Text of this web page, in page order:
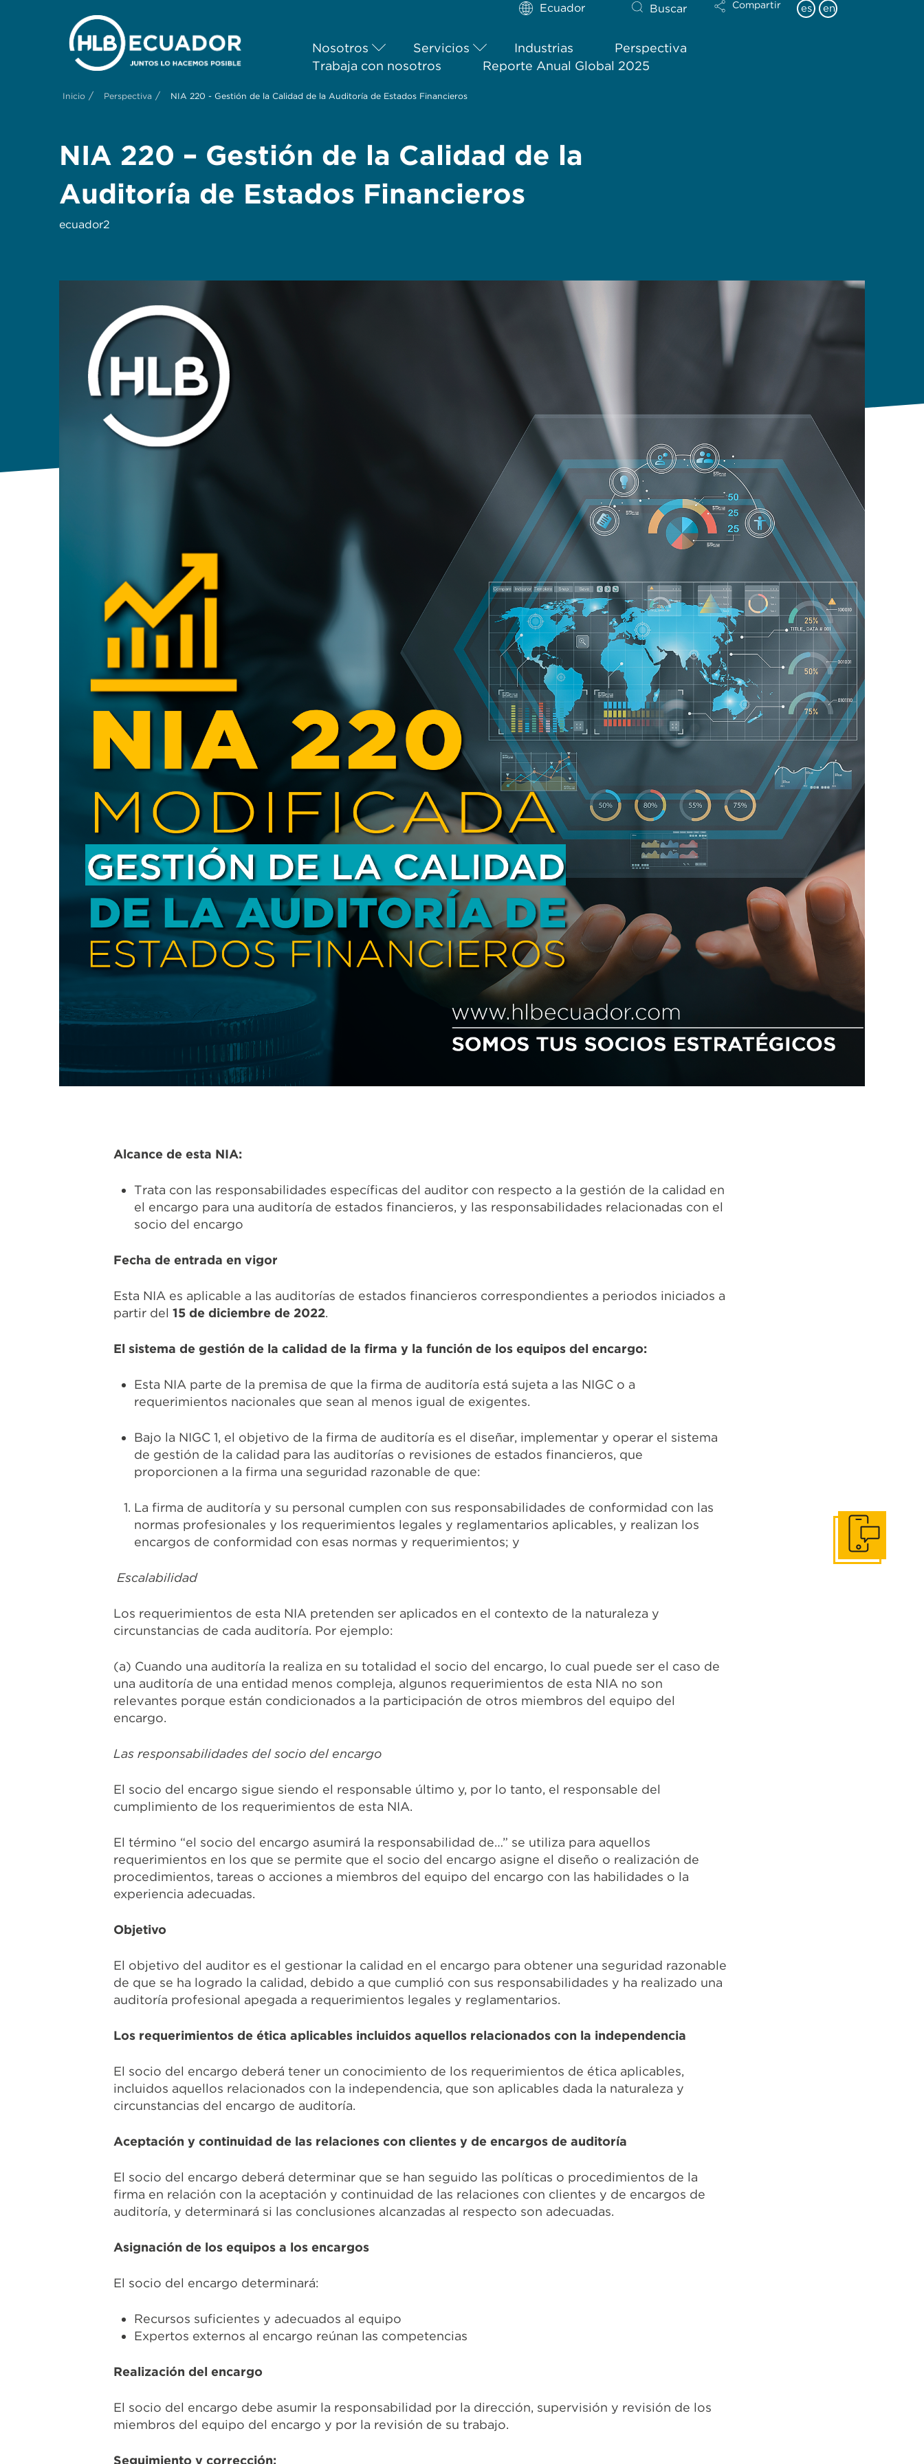
Ecuador Buscar Compartir es en
Nosotros Servicios Industrias
Perspectiva
Trabaja con nosotros
Reporte Anual Global 2025
Inicio / Perspectiva / NIA 220 - Gestión de la Calidad de la Auditoría de Estados Financieros
NIA 220 – Gestión de la Calidad de la
Auditoría de Estados Financieros
ecuador2
Alcance de esta NIA:
Trata con las responsabilidades específicas del auditor con respecto a la gestión de la calidad en
el encargo para una auditoría de estados financieros, y las responsabilidades relacionadas con el
socio del encargo
Fecha de entrada en vigor
Esta NIA es aplicable a las auditorías de estados financieros correspondientes a periodos iniciados a
partir del15 de diciembre de 2022.
El sistema de gestión de la calidad de la firma y la función de los equipos del encargo:
Esta NIA parte de la premisa de que la firma de auditoría está sujeta a las NIGC o a
requerimientos nacionales que sean al menos igual de exigentes.
Bajo la NIGC 1, el objetivo de la firma de auditoría es el diseñar, implementar y operar el sistema
de gestión de la calidad para las auditorías o revisiones de estados financieros, que
proporcionen a la firma una seguridad razonable de que:
La firma de auditoría y su personal cumplen con sus responsabilidades de conformidad con las
normas profesionales y los requerimientos legales y reglamentarios aplicables, y realizan los
encargos de conformidad con esas normas y requerimientos; y
Escalabilidad
Los requerimientos de esta NIA pretenden ser aplicados en el contexto de la naturaleza y
circunstancias de cada auditoría. Por ejemplo:
(a) Cuando una auditoría la realiza en su totalidad el socio del encargo, lo cual puede ser el caso de
una auditoría de una entidad menos compleja, algunos requerimientos de esta NIA no son
relevantes porque están condicionados a la participación de otros miembros del equipo del
encargo.
Las responsabilidades del socio del encargo
El socio del encargo sigue siendo el responsable último y, por lo tanto, el responsable del
cumplimiento de los requerimientos de esta NIA.
El término “el socio del encargo asumirá la responsabilidad de…” se utiliza para aquellos
requerimientos en los que se permite que el socio del encargo asigne el diseño o realización de
procedimientos, tareas o acciones a miembros del equipo del encargo con las habilidades o la
experiencia adecuadas.
Objetivo
El objetivo del auditor es el gestionar la calidad en el encargo para obtener una seguridad razonable
de que se ha logrado la calidad, debido a que cumplió con sus responsabilidades y ha realizado una
auditoría profesional apegada a requerimientos legales y reglamentarios.
Los requerimientos de ética aplicables incluidos aquellos relacionados con la independencia
El socio del encargo deberá tener un conocimiento de los requerimientos de ética aplicables,
incluidos aquellos relacionados con la independencia, que son aplicables dada la naturaleza y
circunstancias del encargo de auditoría.
Aceptación y continuidad de las relaciones con clientes y de encargos de auditoría
El socio del encargo deberá determinar que se han seguido las políticas o procedimientos de la
firma en relación con la aceptación y continuidad de las relaciones con clientes y de encargos de
auditoría, y determinará si las conclusiones alcanzadas al respecto son adecuadas.
Asignación de los equipos a los encargos
El socio del encargo determinará:
Recursos suficientes y adecuados al equipo
Expertos externos al encargo reúnan las competencias
Realización del encargo
El socio del encargo debe asumir la responsabilidad por la dirección, supervisión y revisión de los
miembros del equipo del encargo y por la revisión de su trabajo.
Seguimiento y corrección:
Contáctanos